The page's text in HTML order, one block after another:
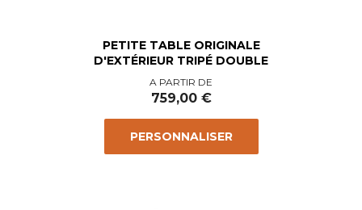
PETITE TABLE ORIGINALE
D'EXTÉRIEUR TRIPÉ DOUBLE
Prix
A PARTIR DE
759,00 €
PERSONNALISER